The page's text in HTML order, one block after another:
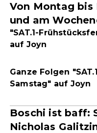
Von Montag bis
und am
"SAT.1-
auf Joyn
Ganze Folgen
Samstag" auf Joyn
Boschi ist baff:
Nicholas